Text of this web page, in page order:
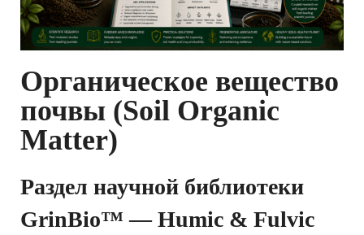
Органическое вещество
почвы (Soil Organic
Matter)
Раздел научной библиотеки
GrinBio™ — Humic & Fulvic